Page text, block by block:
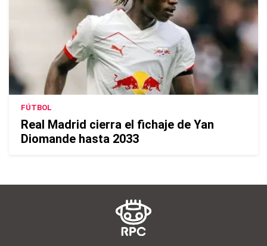
FÚTBOL
Real Madrid cierra el fichaje de Yan
Diomande hasta 2033